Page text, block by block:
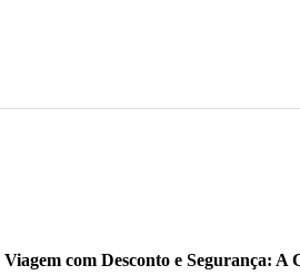
Viagem com Desconto e Segurança: A